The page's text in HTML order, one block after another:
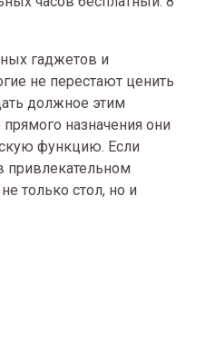
гаджетов и
не перестают ценить
должное этим
назначения они
функцию. Если
только стол, но и